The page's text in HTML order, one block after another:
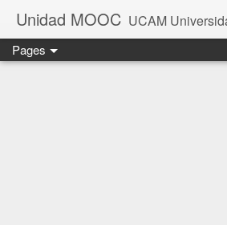
Unidad MOOC UCAM Universidad
Pages